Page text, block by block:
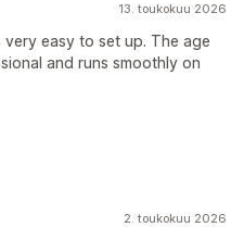
13. toukokuu 2026
easy to set up. The age
and runs smoothly on
2. toukokuu 2026